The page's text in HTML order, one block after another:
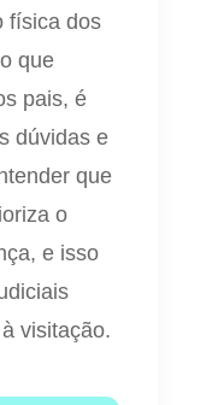
física dos
que
pais, é
dúvidas e
que
o
e isso
visitação.